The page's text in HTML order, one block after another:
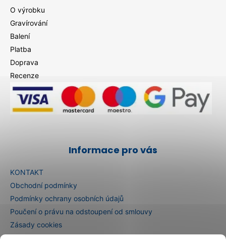
O výrobku
Gravírování
Balení
Platba
Doprava
Recenze
Informace pro vás
KONTAKT
Obchodní podmínky
Podmínky ochrany osobních údajů
Poučení o právu na odstoupení od smlouvy
Zásady cookies